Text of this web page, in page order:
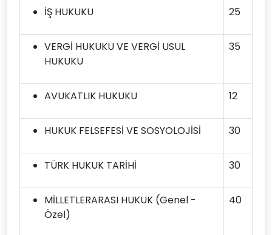
İŞ HUKUKU 25
VERGİ HUKUKU VE VERGİ USUL
HUKUKU
35
AVUKATLIK HUKUKU 12
HUKUK FELSEFESİ VE SOSYOLOJİSİ 30
TÜRK HUKUK TARİHİ 30
MİLLETLERARASI HUKUK (Genel -
Özel)
40